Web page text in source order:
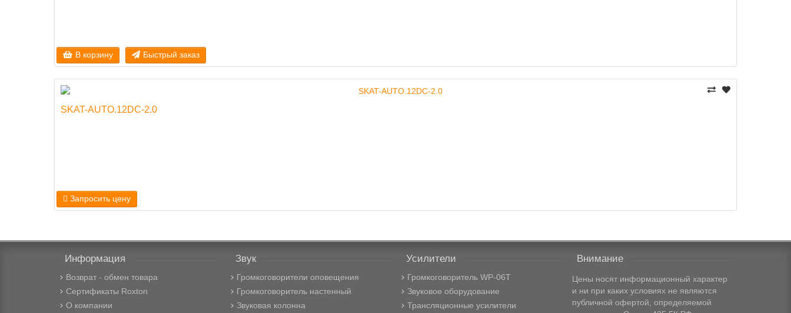
В корзину Быстрый заказ
SKAT-AUTO.12DC-2.0
Запросить цену
Информация
Возврат - обмен товара
Сертификаты Roxton
О компании
Звук
Громкоговорители оповещения
Громкоговоритель настенный
Звуковая колонна
Усилители
Громкоговоритель WP-06T
Звуковое оборудование
Трансляционные усилители
Внимание
Цены носят информационный характер
и ни при каких условиях не являются
публичной офертой, определяемой